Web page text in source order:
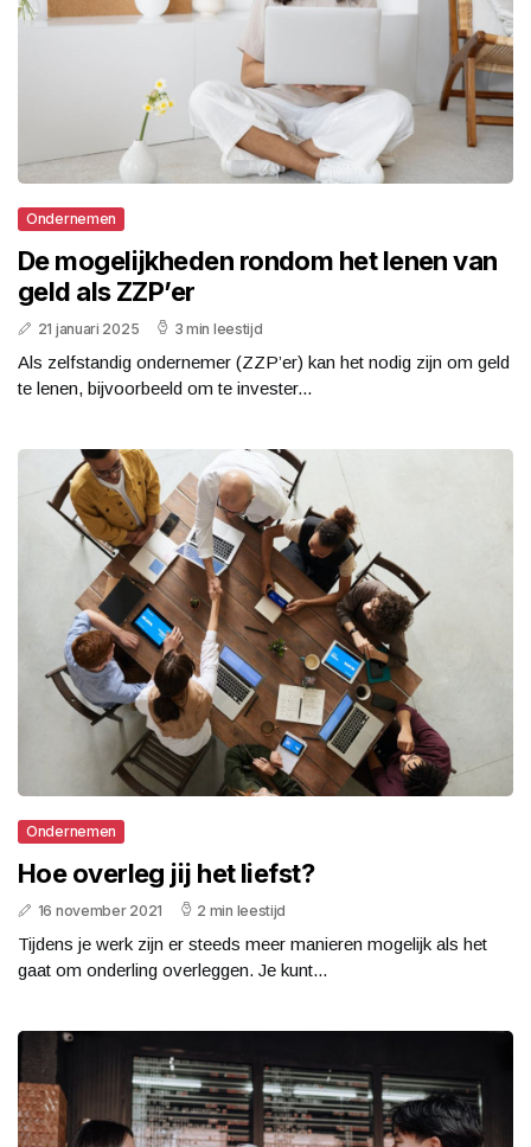
Ondernemen
De mogelijkheden rondom het lenen van
geld als ZZP’er
21 januari 2025 3 min leestijd
Als zelfstandig ondernemer (ZZP’er) kan het nodig zijn om geld
te lenen, bijvoorbeeld om te invester...
Ondernemen
Hoe overleg jij het liefst?
16 november 2021 2 min leestijd
Tijdens je werk zijn er steeds meer manieren mogelijk als het
gaat om onderling overleggen. Je kunt...